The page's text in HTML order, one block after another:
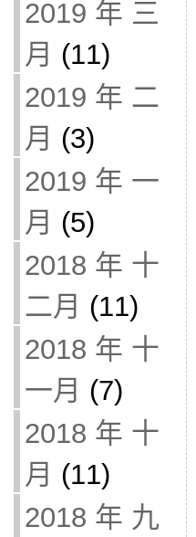
2019 年 三
月 (11)
2019 年 二
月 (3)
2019 年 一
月 (5)
2018 年 十
二月 (11)
2018 年 十
一月 (7)
2018 年 十
月 (11)
2018 年 九